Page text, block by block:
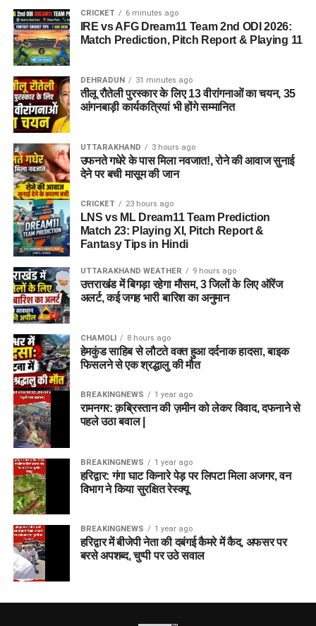
CRICKET 6 minutes ago
IRE vs AFG Dream11 Team 2nd ODI 2026:
Match Prediction, Pitch Report & Playing 11
DEHRADUN 31 minutes ago
तीलू रौतेली पुरस्कार के लिए 13 वीरांगनाओं का चयन, 35
आंगनबाड़ी कार्यकत्रियां भी होंगे सम्मानित
UTTARAKHAND 3 hours ago
उफनते गधेरे के पास मिला नवजात!, रोने की आवाज सुनाई
देने पर बची मासूम की जान
CRICKET 23 hours ago
LNS vs ML Dream11 Team Prediction
Match 23: Playing XI, Pitch Report &
Fantasy Tips in Hindi
UTTARAKHAND WEATHER 9 hours ago
उत्तराखंड में बिगड़ा रहेगा मौसम, 3 जिलों के लिए ऑरेंज
अलर्ट, कई जगह भारी बारिश का अनुमान
CHAMOLI 8 hours ago
हेमकुंड साहिब से लौटते वक्त हुआ दर्दनाक हादसा, बाइक
फिसलने से एक श्रद्धालु की मौत
BREAKINGNEWS 1 year ago
रामनगर: क़ब्रिस्तान की ज़मीन को लेकर विवाद, दफनाने से
पहले उठा बवाल |
BREAKINGNEWS 1 year ago
हरिद्वार: गंगा घाट किनारे पेड़ पर लिपटा मिला अजगर, वन
विभाग ने किया सुरक्षित रेस्क्यू
BREAKINGNEWS 1 year ago
हरिद्वार में बीजेपी नेता की दबंगई कैमरे में कैद, अफसर पर
बरसे अपशब्द, चुप्पी पर उठे सवाल